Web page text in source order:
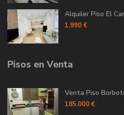
Alquiler Piso El
1.990 €
Pisos en Venta
Venta Piso
185.000 €